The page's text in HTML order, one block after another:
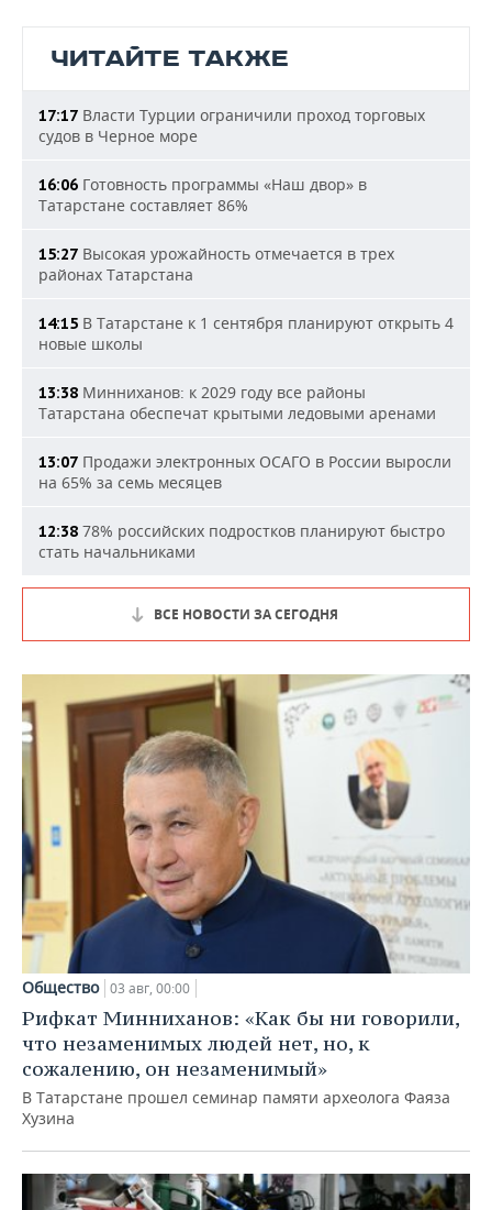
ЧИТАЙТЕ ТАКЖЕ
17:17 Власти Турции ограничили проход торговых
судов в Черное море
16:06 Готовность программы «Наш двор» в
Татарстане составляет 86%
15:27 Высокая урожайность отмечается в трех
районах Татарстана
14:15 В Татарстане к 1 сентября планируют открыть 4
новые школы
13:38 Минниханов: к 2029 году все районы
Татарстана обеспечат крытыми ледовыми аренами
13:07 Продажи электронных ОСАГО в России выросли
на 65% за семь месяцев
12:38 78% российских подростков планируют быстро
стать начальниками
ВСЕ НОВОСТИ ЗА СЕГОДНЯ
Общество 03 авг, 00:00
Рифкат Минниханов: «Как бы ни говорили,
что незаменимых людей нет, но, к
сожалению, он незаменимый»
В Татарстане прошел семинар памяти археолога Фаяза
Хузина